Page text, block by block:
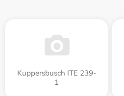
Kuppersbusch ITE 239-
1